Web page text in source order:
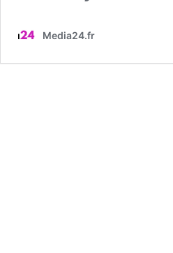
Media24.fr